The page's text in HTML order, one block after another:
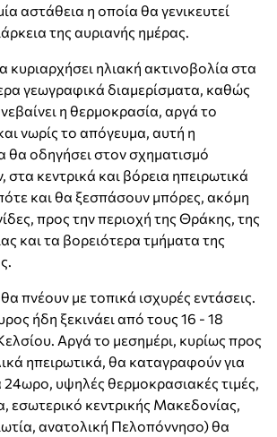
αστάθεια η οποία θα γενικευτεί
της αυριανής ημέρας.
κυριαρχήσει ηλιακή ακτινοβολία στα
γεωγραφικά διαμερίσματα, καθώς
η θερμοκρασία, αργά το
νωρίς το απόγευμα, αυτή η
θα οδηγήσει στον σχηματισμό
κεντρικά και βόρεια ηπειρωτικά
και θα ξεσπάσουν μπόρες, ακόμη
προς την περιοχή της Θράκης, της
και τα βορειότερα τμήματα της
θα πνέουν με τοπικά ισχυρές εντάσεις.
ήδη ξεκινάει από τους 16 - 18
Αργά το μεσημέρι, κυρίως προς
ηπειρωτικά, θα καταγραφούν για
υψηλές θερμοκρασιακές τιμές,
εσωτερικό κεντρικής Μακεδονίας,
ανατολική Πελοπόννησο) θα